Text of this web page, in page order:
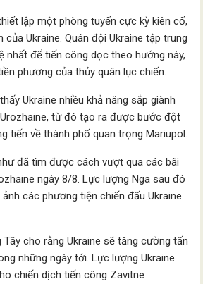
lập một phòng tuyến cực kỳ kiên cố,
Ukraine. Quân đội Ukraine tập trung
nhất để tiến công dọc theo hướng này,
phương của thủy quân lục chiến.
Ukraine nhiều khả năng sắp giành
từ đó tạo ra được bước đột
tiến về thành phố quan trọng Mariupol.
đã tìm được cách vượt qua các bãi
ngày 8/8. Lực lượng Nga sau đó
các phương tiện chiến đấu Ukraine
Tây cho rằng Ukraine sẽ tăng cường tấn
những ngày tới. Lực lượng Ukraine
chiến dịch tiến công Zavitne